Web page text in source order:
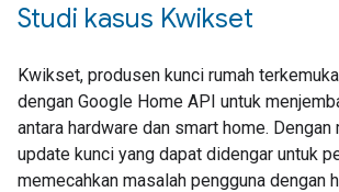
Studi kasus Kwikset
Kwikset, produsen kunci rumah
dengan Google Home API untuk
antara hardware dan smart home.
update kunci yang dapat didengar untuk
memecahkan masalah pengguna dengan